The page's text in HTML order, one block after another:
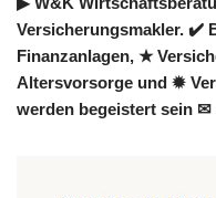
Versicherungsmakler. ✔️
Finanzanlagen, ★
Altersvorsorge und ✹
werden begeistert sein